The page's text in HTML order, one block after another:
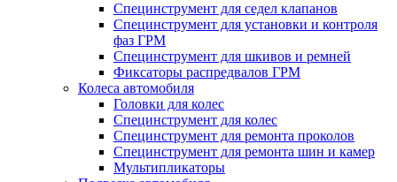
Специнструмент для седел клапанов
Специнструмент для установки и контроля
фаз ГРМ
Специнструмент для шкивов и ремней
Фиксаторы распредвалов ГРМ
Колеса автомобиля
Головки для колес
Специнструмент для колес
Специнструмент для ремонта проколов
Специнструмент для ремонта шин и камер
Мультипликаторы